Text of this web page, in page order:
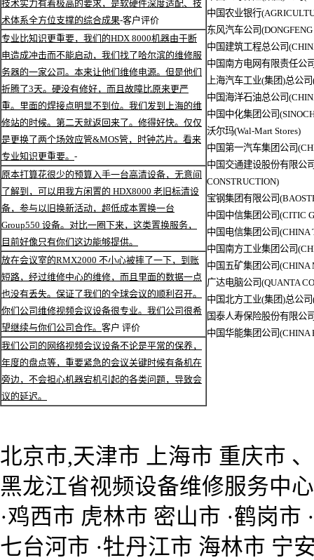
技术实力有着极高的要求，是软硬件深度适配、技
术体系全方位支撑的综合成果-客户评价
专业比知识更重要，我们的HDX 8000机器由于断
电造成冲击而不能启动，我们找了哈尔滨的维修服
务器的一家公司。本来让他们维修电源。但是他们
折腾了3天。硬没有修好，而且故障比原来更严
重。里面的焊接点明显不到位。我们发到上海的维
修站的时候。第二天就返回来了。修得好快。仅仅
是更换了两个场效应管&MOS管，时钟芯片。看来
专业知识更重要。 -
原本打算花很少的预算入手一台高清设备，无意间
了解到，可以用我方闲置的 HDX8000 老旧标清设
备，参与以旧换新活动，超低成本置换一台
Group550 设备。对比一圈下来，这类置换服务，
目前好像只有你们这边能够提供。
放在会议室的RMX2000 不小心被摔了一下，到账
短路，经过维修中心的维修，而且里面的数据一点
也没有丢失。保证了我们的全球会议的顺利召开。
你们公司维修视频会议设备很专业。我们公司很希
望继续与你们公司合作。 客户 评价
我们公司的网络视频会议设备不论是平常的保养，
年度的盘点等，重要紧急的会议关键时候有备机在
旁边，不会担心机器宕机引起的各类问题，导致会
议的延迟。
中国农业银行
东风汽车公司
中国建筑工程总公司
中国南方电网有限责任公
上海汽车工业(集团)总公
中国海洋石油总公司
中国中化集团公司
沃尔玛(Wal-Mart Stores)
中国第一汽车集团公司
中国交通建设股份有限公
CONSTRUCTION)
宝钢集团有限公司
中国中信集团公司(CITIC
中国电信集团公司(CHINA
中国南方工业集团公司
中国五矿集团公司(CHINA
广达电脑公司(QUANTA
中国北方工业(集团)总公司
国泰人寿保险股份有限公
中国华能集团公司(CHINA
北京市,天津市 上海市 重庆市
黑龙江省视频设备维修服务中
·鸡西市 虎林市 密山市 ·鹤岗市
七台河市 ·牡丹江市 海林市 宁